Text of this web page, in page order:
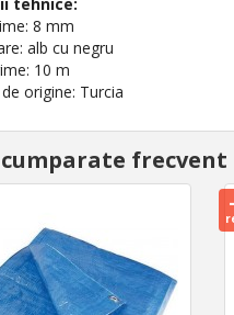
8 mm
alb cu negru
10 m
origine: Turcia
cumparate